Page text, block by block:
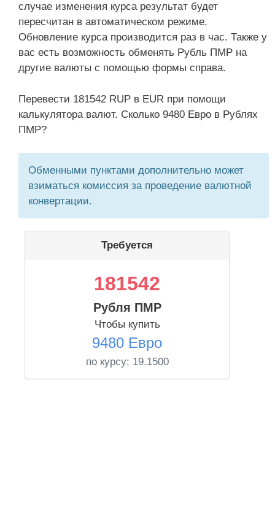
случае изменения курса результат будет
пересчитан в автоматическом режиме.
Обновление курса производится раз в час. Также у
вас есть возможность обменять Рубль ПМР на
другие валюты с помощью формы справа.
Перевести 181542 RUP в EUR при помощи
калькулятора валют. Сколько 9480 Евро в Рублях
ПМР?
Обменными пунктами дополнительно может
взиматься комиссия за проведение валютной
конвертации.
Требуется
181542
Рубля ПМР
Чтобы купить
9480 Евро
по курсу: 19.1500